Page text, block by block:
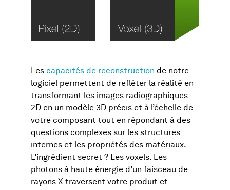
Les capacités de reconstruction de notre
logiciel permettent de refléter la réalité en
transformant les images radiographiques
2D en un modèle 3D précis et à l’échelle de
votre composant tout en répondant à des
questions complexes sur les structures
internes et les propriétés des matériaux.
L’ingrédient secret ? Les voxels. Les
photons à haute énergie d’un faisceau de
rayons X traversent votre produit et